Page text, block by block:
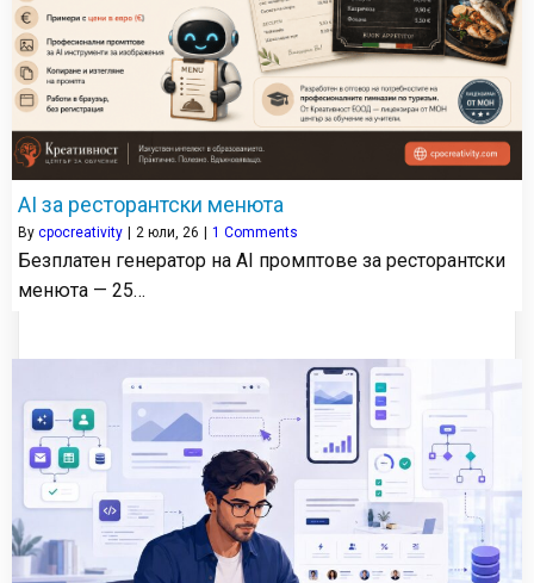
AI за ресторантски менюта
By cpocreativity | 2 юли, 26 | 1 Comments
Безплатен генератор на AI промптове за ресторантски
менюта — 25…